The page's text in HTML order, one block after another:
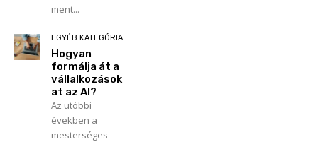
ment...
EGYÉB KATEGÓRIA
Hogyan
formálja át a
vállalkozások
at az AI?
Az utóbbi
években a
mesterséges